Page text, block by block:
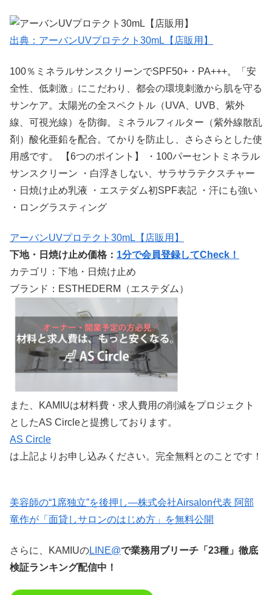
出典：アーバンUVプロテクト30mL【店販用】
100％ミネラルサンスクリーンでSPF50+・PA+++。「安
全性、低刺激」にこだわり、都会の環境刺激から肌を守る
サンケア。太陽光の全スペクトル（UVA、UVB、紫外
線、可視光線）を防御。ミネラルフィルター（紫外線散乱
剤）酸化亜鉛を配合。てかりを防止し、さらさらとした使
用感です。 【6つのポイント】 ・100パーセントミネラル
サンスクリーン ・白浮きしない、サラサラテクスチャー
・日焼け止め乳液 ・エステダム初SPF表記 ・汗にも強い
・ロングラスティング
アーバンUVプロテクト30mL【店販用】
下地・日焼け止め価格： 1分で会員登録してCheck！
カテゴリ：下地・日焼け止め
ブランド：ESTHEDERM（エステダム）
また、KAMIUは材料費・求人費用の削減をプロジェクト
としたAS Circleと提携しております。
AS Circle
は上記よりお申し込みください。完全無料とのことです！
美容師の“1席独立”を後押し—株式会社Airsalon代表 阿部
竜作が「面貸しサロンのはじめ方」を無料公開
さらに、KAMIUのLINE@で業務用ブリーチ「23種」徹底
検証ランキング配信中！